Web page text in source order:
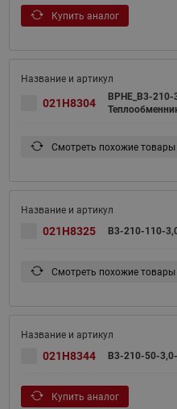
Купить аналог
021H8304
BPHE_B3-
Смотреть похожие товары
021H8325 B3-210-110-
Смотреть похожие товары
021H8344 B3-210-50-
Купить аналог